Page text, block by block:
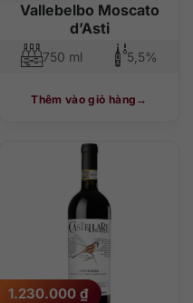
Vallebelbo Moscato
d’Asti
750 ml 5,5%
Thêm vào giỏ hàng
1.230.000 ₫